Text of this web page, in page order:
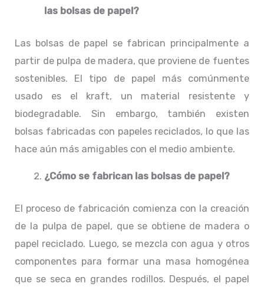
las bolsas de papel?
Las bolsas de papel se fabrican principalmente a
partir de pulpa de madera, que proviene de fuentes
sostenibles. El tipo de papel más comúnmente
usado es el kraft, un material resistente y
biodegradable. Sin embargo, también existen
bolsas fabricadas con papeles reciclados, lo que las
hace aún más amigables con el medio ambiente.
¿Cómo se fabrican las bolsas de papel?
El proceso de fabricación comienza con la creación
de la pulpa de papel, que se obtiene de madera o
papel reciclado. Luego, se mezcla con agua y otros
componentes para formar una masa homogénea
que se seca en grandes rodillos. Después, el papel